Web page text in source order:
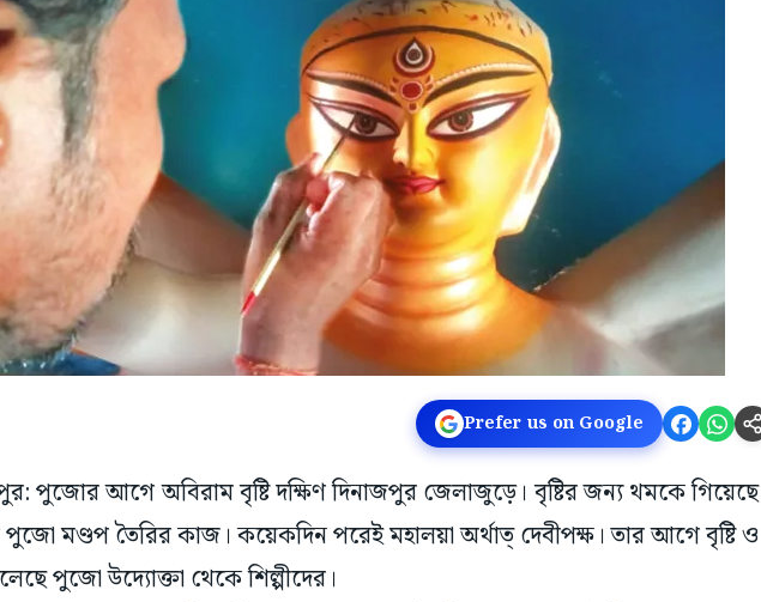
Prefer us on Google
পুজোর আগে অবিরাম বৃষ্টি দক্ষিণ দিনাজপুর জেলাজুড়ে। বৃষ্টির জন্য থমকে গিয়েছে
মণ্ডপ তৈরির কাজ। কয়েকদিন পরেই মহালয়া অর্থাত্ দেবীপক্ষ। তার আগে বৃষ্টি ও
পুজো উদ্যোক্তা থেকে শিল্পীদের।